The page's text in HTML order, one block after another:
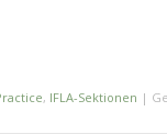
, IFLA-Sektionen |